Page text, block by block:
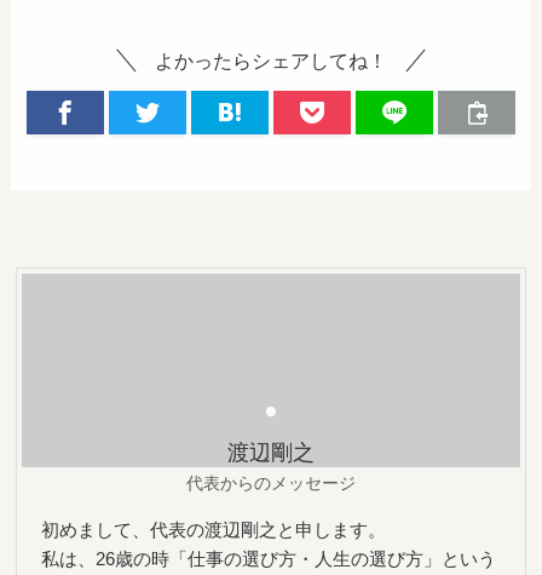
よかったらシェアしてね！
渡辺剛之
代表からのメッセージ
初めまして、代表の渡辺剛之と申します。
私は、26歳の時「仕事の選び方・人生の選び方」という